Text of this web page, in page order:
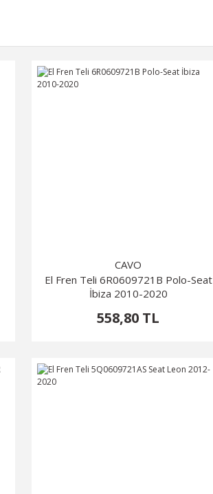
CAVO
El Fren Teli 6R0609721B Polo-Seat
İbiza 2010-2020
558,80 TL